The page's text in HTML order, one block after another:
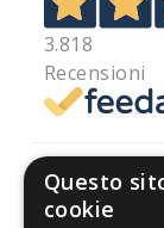
3.818
Recensioni
Questo
cookie